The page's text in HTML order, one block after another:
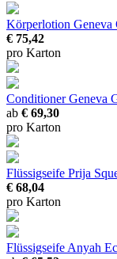
Körperlotion Geneva
€ 75,42
pro Karton
Conditioner Geneva
ab € 69,30
pro Karton
Flüssigseife Prija
€ 68,04
pro Karton
Flüssigseife Anyah